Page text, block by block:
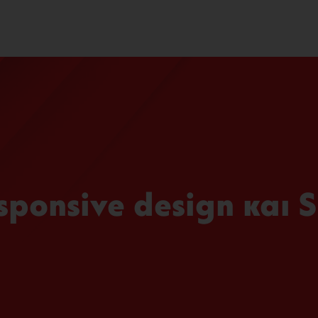
design και